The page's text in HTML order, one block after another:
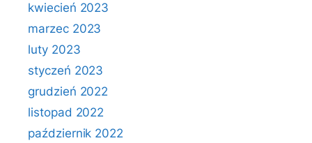
kwiecień 2023
marzec 2023
luty 2023
styczeń 2023
grudzień 2022
listopad 2022
październik 2022